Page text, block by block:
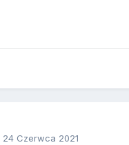
24 Czerwca 2021